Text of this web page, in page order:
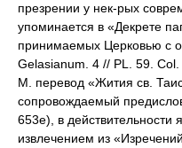
презрении у нек-рых
упоминается в «Декрете
принимаемых Церковью с
Gelasianum. 4 // PL. 59.
М. перевод «Жития св.
сопровождаемый
653e), в действительности
извлечением из